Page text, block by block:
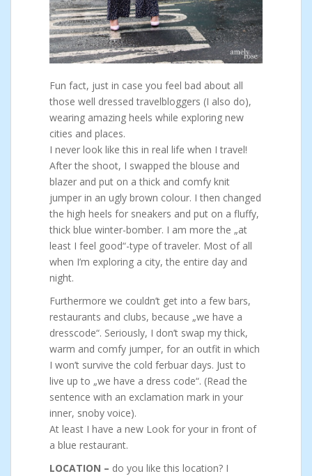
Fun fact, just in case you feel bad about all
those well dressed travelbloggers (I also do),
wearing amazing heels while exploring new
cities and places.
I never look like this in real life when I travel!
After the shoot, I swapped the blouse and
blazer and put on a thick and comfy knit
jumper in an ugly brown colour. I then changed
the high heels for sneakers and put on a fluffy,
thick blue winter-bomber. I am more the „at
least I feel good“-type of traveler. Most of all
when I’m exploring a city, the entire day and
night.
Furthermore we couldn’t get into a few bars,
restaurants and clubs, because „we have a
dresscode“. Seriously, I don’t swap my thick,
warm and comfy jumper, for an outfit in which
I won’t survive the cold ferbuar days. Just to
live up to „we have a dress code“. (Read the
sentence with an exclamation mark in your
inner, snoby voice).
At least I have a new Look for your in front of
a blue restaurant.
LOCATION – do you like this location? I